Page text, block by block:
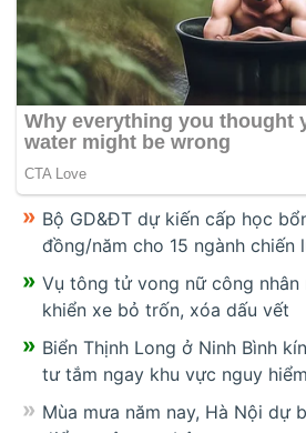
Bộ GD&ĐT dự kiến cấp học
đồng/năm cho 15 ngành chiến
Vụ tông tử vong nữ công
khiển xe bỏ trốn, xóa dấu vết
Biển Thịnh Long ở Ninh Bình
tư tắm ngay khu vực nguy hiểm
Mùa mưa năm nay, Hà Nội dự